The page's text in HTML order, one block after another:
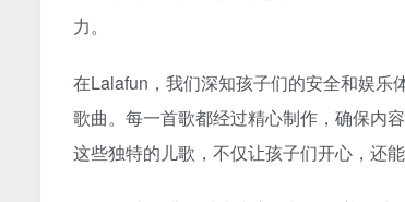
力。
在Lalafun，我们深知孩子们的安全和娱乐
歌曲。每一首歌都经过精心制作，确保内
这些独特的儿歌，不仅让孩子们开心，还